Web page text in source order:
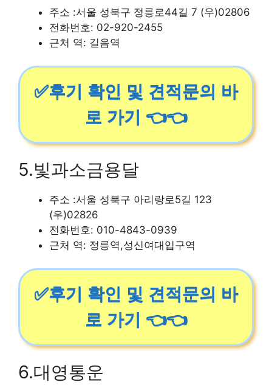
주소 :서울 성북구 정릉로44길 7 (우)02806
전화번호: 02-920-2455
근처 역: 길음역
✅후기 확인 및 견적문의 바
로 가기 👈👈
5.빛과소금용달
주소 :서울 성북구 아리랑로5길 123
(우)02826
전화번호: 010-4843-0939
근처 역: 정릉역,성신여대입구역
✅후기 확인 및 견적문의 바
로 가기 👈👈
6.대영통운